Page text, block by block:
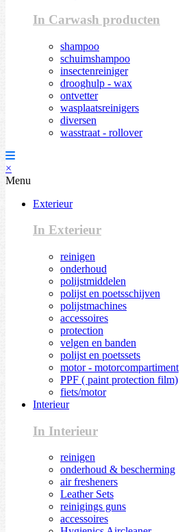
In Carwash producten
shampoo
schuimshampoo
insectenreiniger
drooghulp - wax
ontvetter
wasplaatsreinigers
diversen
wasstraat - rollover
×
Menu
Exterieur
In Exterieur
reinigen
onderhoud
polijstmiddelen
polijst en poetsschijven
polijstmachines
accessoires
protection
velgen en banden
polijst en poetssets
motor - motorcompartiment
PPF ( paint protection film)
fiets/motor
Interieur
In Interieur
reinigen
onderhoud & bescherming
air fresheners
Leather Sets
reinigings guns
accessoires